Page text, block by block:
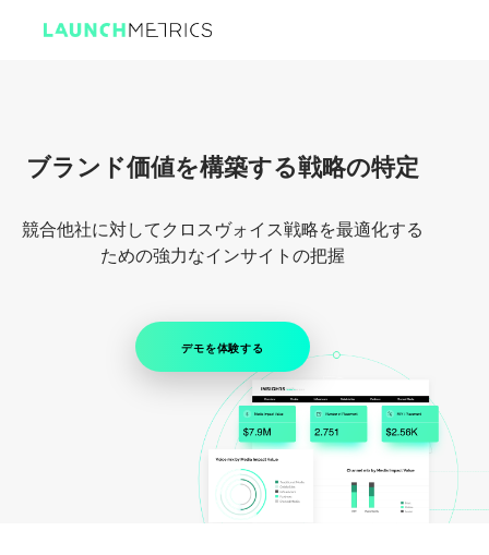
ブランド価値を構築する戦略の特定
競合他社に対してクロスヴォイス戦略を最適化する
ための強力なインサイトの把握
デモを体験する